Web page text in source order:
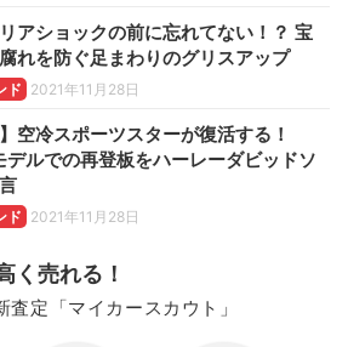
アショックの前に忘れてない！？ 宝
れを防ぐ足まわりのグリスアップ
ド 2021年11月28日
】空冷スポーツスターが復活する！
ルでの再登板をハーレーダビッドソ
ド 2021年11月28日
く売れる！
定「マイカースカウト」